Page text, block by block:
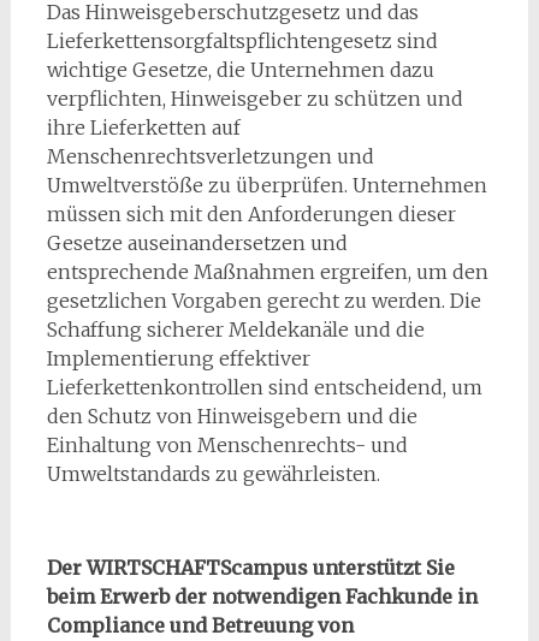
Das Hinweisgeberschutzgesetz und das
Lieferkettensorgfaltspflichtengesetz sind
wichtige Gesetze, die Unternehmen dazu
verpflichten, Hinweisgeber zu schützen und
ihre Lieferketten auf
Menschenrechtsverletzungen und
Umweltverstöße zu überprüfen. Unternehmen
müssen sich mit den Anforderungen dieser
Gesetze auseinandersetzen und
entsprechende Maßnahmen ergreifen, um den
gesetzlichen Vorgaben gerecht zu werden. Die
Schaffung sicherer Meldekanäle und die
Implementierung effektiver
Lieferkettenkontrollen sind entscheidend, um
den Schutz von Hinweisgebern und die
Einhaltung von Menschenrechts- und
Umweltstandards zu gewährleisten.
Der WIRTSCHAFTScampus unterstützt Sie
beim Erwerb der notwendigen Fachkunde in
Compliance und Betreuung von